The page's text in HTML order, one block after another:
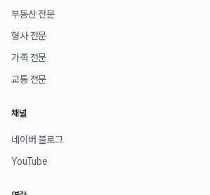
부동산 전문
형사 전문
가족 전문
교통 전문
채널
네이버 블로그
YouTube